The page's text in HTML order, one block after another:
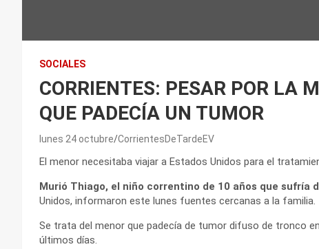
SOCIALES
CORRIENTES: PESAR POR LA
QUE PADECÍA UN TUMOR
lunes 24 octubre CorrientesDeTardeEV
El menor necesitaba viajar a Estados Unidos para el
Murió Thiago, el niño correntino de 10 años que sufría
Unidos, informaron este lunes fuentes cercanas a la familia.
Se trata del menor que padecía de tumor difuso de tronco
últimos días.